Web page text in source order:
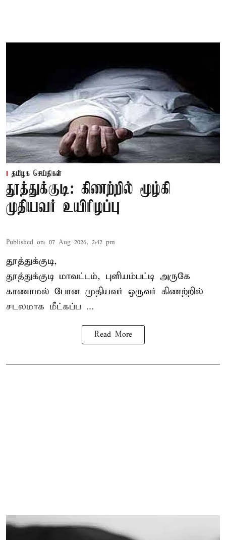
தமிழக செய்திகள்
தூத்துக்குடி: கிணற்றில் மூழ்கி
முதியவர் உயிரிழப்பு
Published on: 07 Aug 2026, 2:42 pm
தூத்துக்குடி,
தூத்துக்குடி மாவட்டம், புளியம்பட்டி அருகே
காணாமல் போன முதியவர் ஒருவர் கிணற்றில்
சடலமாக மீட்கப்ப ...
Read More